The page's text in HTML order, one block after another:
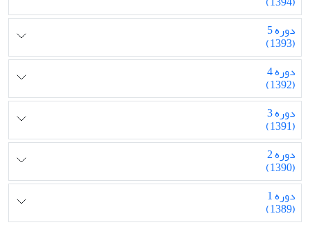
دوره 5
(1393)
دوره 4
(1392)
دوره 3
(1391)
دوره 2
(1390)
دوره 1
(1389)